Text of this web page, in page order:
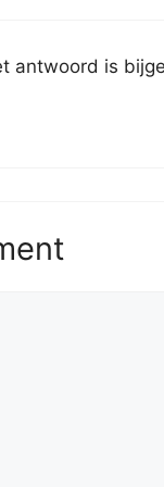
antwoord is